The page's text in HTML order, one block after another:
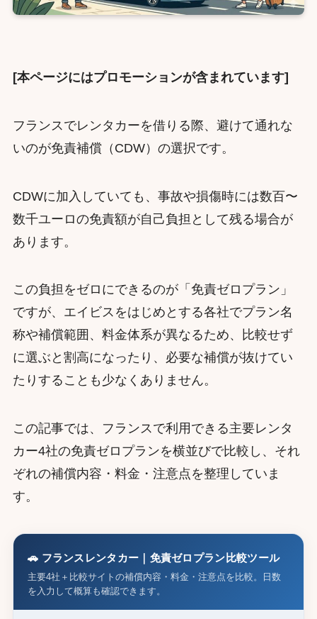
[本ページにはプロモーションが含まれています]
フランスでレンタカーを借りる際、避けて通れな
いのが免責補償（CDW）の選択です。
CDWに加入していても、事故や損傷時には数百〜
数千ユーロの免責額が自己負担として残る場合が
あります。
この負担をゼロにできるのが「免責ゼロプラン」
ですが、エイビスをはじめとする各社でプラン名
称や補償範囲、料金体系が異なるため、比較せず
に選ぶと割高になったり、必要な補償が抜けてい
たりすることも少なくありません。
この記事では、フランスで利用できる主要レンタ
カー4社の免責ゼロプランを横並びで比較し、それ
ぞれの補償内容・料金・注意点を整理していま
す。